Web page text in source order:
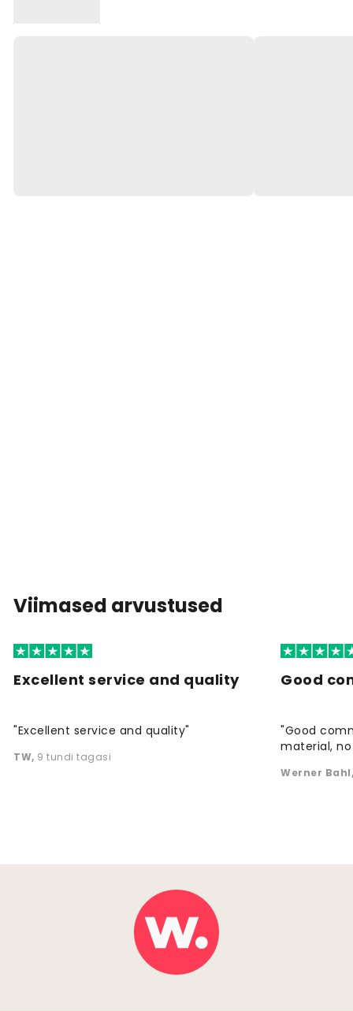
Viimased arvustused
Excellent service and quality
"Excellent service and quality"
TW, 9 tundi tagasi
Good
"Good
material,
Werner Bahl